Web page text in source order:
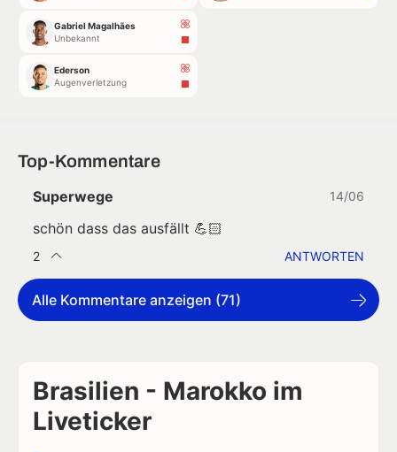
Gabriel Magalhães
Unbekannt
Ederson
Augenverletzung
Top-Kommentare
Superwege 14/06
schön dass das ausfällt 💪🏻
2 ANTWORTEN
Alle Kommentare anzeigen (71)
Brasilien - Marokko im
Liveticker